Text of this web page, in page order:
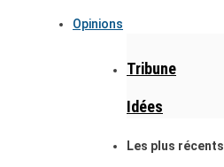
Opinions
Tribune
Idées
Les plus récents